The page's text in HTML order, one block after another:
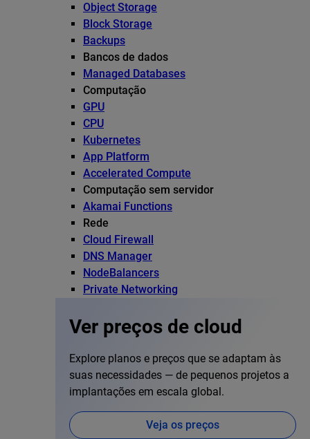
Object Storage
Block Storage
Backups
Bancos de dados
Managed Databases
Computação
GPU
CPU
Kubernetes
App Platform
Accelerated Compute
Computação sem servidor
Akamai Functions
Rede
Cloud Firewall
DNS Manager
NodeBalancers
Private Networking
Ver preços de cloud
Explore planos e preços que se adaptam às
suas necessidades — de pequenos projetos a
implantações em escala global.
Veja os preços